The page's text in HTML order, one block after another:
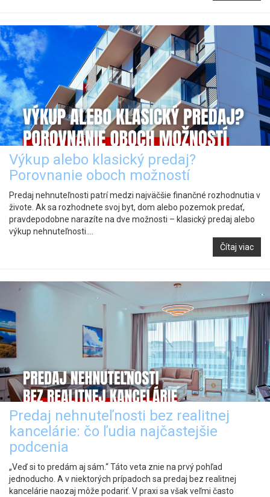
Výkup alebo klasický predaj?
Porovnanie oboch možností
Predaj nehnuteľnosti patrí medzi najväčšie finančné rozhodnutia v
živote. Ak sa rozhodnete svoj byt, dom alebo pozemok predať,
pravdepodobne narazíte na dve možnosti – klasický predaj alebo
výkup nehnuteľnosti....
Čítaj viac
Predaj nehnuteľnosti bez realitnej
kancelárie: čo ľudia najčastejšie
podcenia
„Veď si to predám aj sám.“ Táto veta znie na prvý pohľad
jednoducho. A v niektorých prípadoch sa predaj bez realitnej
kancelárie naozaj môže podariť. V praxi sa však veľmi často